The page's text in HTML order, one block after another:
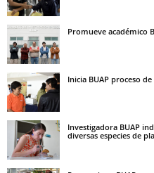
Promueve académico
Inicia BUAP proceso
Investigadora BUAP
diversas especies de